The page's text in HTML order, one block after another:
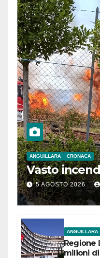
ANGUILLARA CRONACA
Vasto
5 AGOSTO 2026
ANGUILLARA
Regione
milioni di